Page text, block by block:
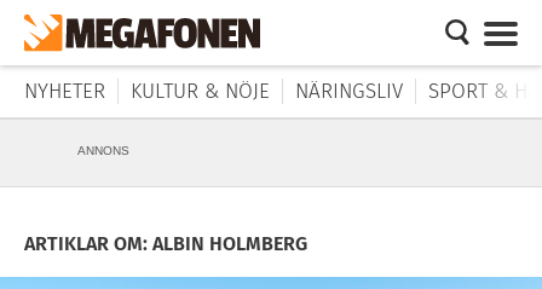
NYHETER KULTUR & NÖJE NÄRINGSLIV SPORT &
ANNONS
ARTIKLAR OM: ALBIN HOLMBERG